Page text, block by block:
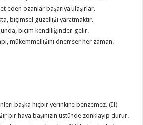
eden ozanlar başarıya ulaşırlar.
biçimsel güzelliği yaratmaktır.
biçim kendiliğinden gelir.
mükemmelliğini önemser her zaman.
başka hiçbir yerinkine benzemez. (II)
bir hava başınızın üstünde zonklayıp durur.